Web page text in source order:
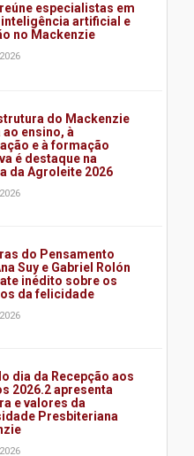
especialistas em
artificial e
no Mackenzie
do Mackenzie
ensino, à
e à formação
é destaque na
da Agroleite 2026
do Pensamento
Suy e Gabriel Rolón
inédito sobre os
da felicidade
dia da Recepção aos
2026.2 apresenta
e valores da
Presbiteriana